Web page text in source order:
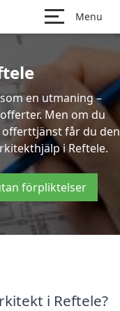
Menu
en utmaning –
Men om du
får du den
i Reftele.
förpliktelser
i Reftele?